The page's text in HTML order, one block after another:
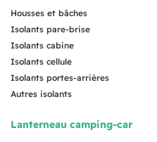
Housses et bâches
Isolants pare-brise
Isolants cabine
Isolants cellule
Isolants portes-arrières
Autres isolants
Lanterneau camping-car